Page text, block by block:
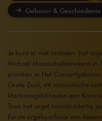
Gebouw & Geschiedenis
Je kunt er niet omheen: het
Michaël Maarschalkerweerd in
pronken in Het
Grote Zaal, dit romantische
klankmogelijkheden een
Toen het orgel honderddertig
Eerste orgelsymfonie van